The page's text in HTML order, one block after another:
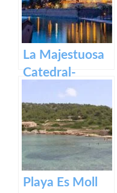
La Majestuosa
Catedral-
Basílica de
Santa María en
Mallorca.
Playa Es Moll